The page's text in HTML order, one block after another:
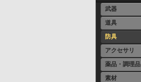
武器
道具
防具
アクセサリ
薬品・調理品
素材